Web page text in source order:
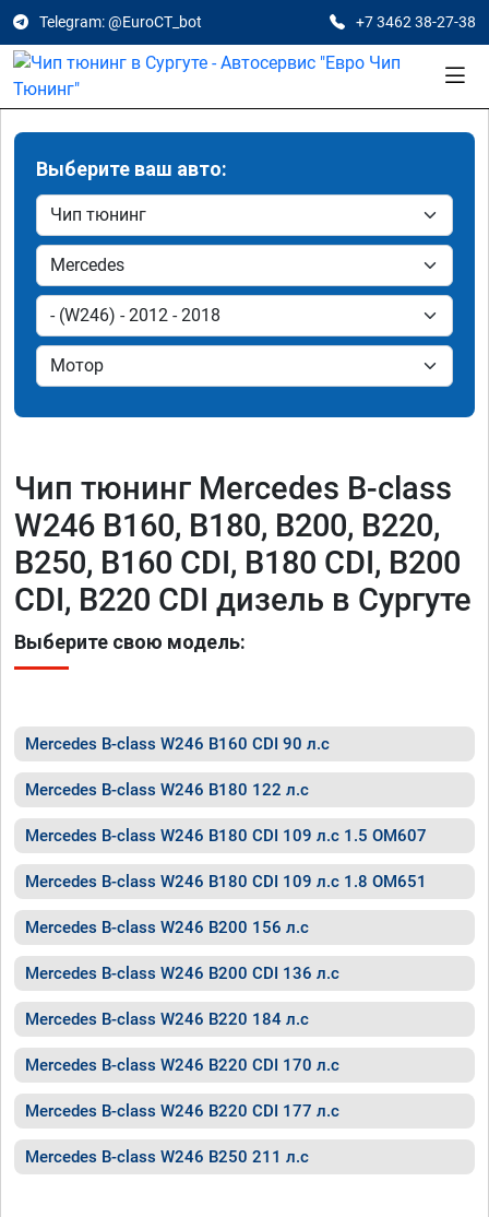
Telegram: @EuroCT_bot +7 3462 38-27-38
Выберите ваш авто:
Чип тюнинг Mercedes B-class
W246 B160, B180, B200, B220,
B250, B160 CDI, B180 CDI, B200
CDI, B220 CDI дизель в Сургуте
Выберите свою модель:
Mercedes B-class W246 B160 CDI 90 л.с
Mercedes B-class W246 B180 122 л.с
Mercedes B-class W246 B180 CDI 109 л.с 1.5 OM607
Mercedes B-class W246 B180 CDI 109 л.с 1.8 OM651
Mercedes B-class W246 B200 156 л.с
Mercedes B-class W246 B200 CDI 136 л.с
Mercedes B-class W246 B220 184 л.с
Mercedes B-class W246 B220 CDI 170 л.с
Mercedes B-class W246 B220 CDI 177 л.с
Mercedes B-class W246 B250 211 л.с